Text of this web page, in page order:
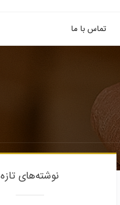
تماس با ما
نوشته‌های تازه